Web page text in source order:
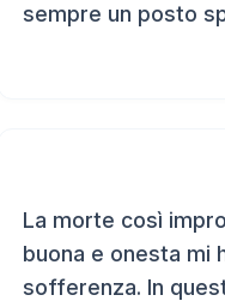
sempre un posto
La morte così
buona e onesta mi
sofferenza. In